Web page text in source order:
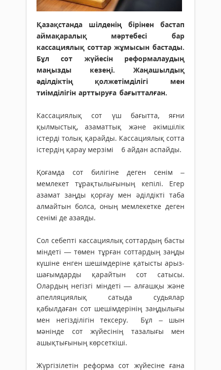
Қазақстанда шілденің бірінен бастап
аймақаралық мәртебесі бар
кассациялық соттар жұмысын бастады.
Бұл сот жүйесін реформалаудың
маңызды кезеңі. Жаңашылдық
әділдіктің қолжетімділігі мен
тиімділігін арттыруға бағытталған.
Кассациялық сот үш бағытта, яғни
қылмыстық, азаматтық және әкімшілік
істерді толық қарайды. Кассациялық сотта
істердің қарау мерзімі 6 айдан аспайды.
Қоғамда сот билігіне деген сенім –
мемлекет тұрақтылығының кепілі. Егер
азамат заңды қорғау мен әділдікті таба
алмайтын болса, оның мемлекетке деген
сенімі де азаяды.
Сол себепті кассациялық соттардың басты
міндеті — төмен тұрған соттардың заңды
күшіне енген шешімдеріне қатысты арыз-
шағымдарды қарайтын сот сатысы.
Олардың негізгі міндеті — алғашқы және
апелляциялық сатыда судьялар
қабылдаған сот шешімдерінің заңдылығы
мен негізділігін тексеру. Бұл – шын
мәнінде сот жүйесінің тазалығы мен
ашықтығының көрсеткіші.
Жүргізілетін реформа сот жүйесіне ғана